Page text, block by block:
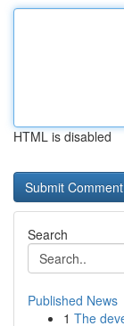
HTML is disabled
Search
Published News
1 The